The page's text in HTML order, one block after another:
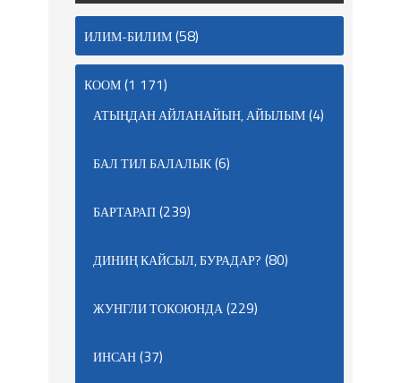
ИЛИМ-БИЛИМ(58)
КООМ(1 171)
АТЫҢДАН АЙЛАНАЙЫН, АЙЫЛЫМ(4)
БАЛ ТИЛ БАЛАЛЫК(6)
БАРТАРАП(239)
ДИНИҢ КАЙСЫЛ, БУРАДАР? (80)
ЖУНГЛИ ТОКОЮНДА(229)
ИНСАН(37)